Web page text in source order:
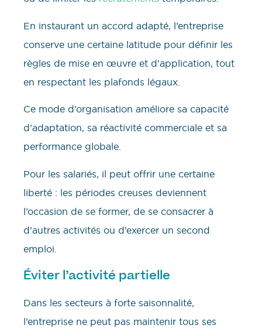
En instaurant un accord adapté, l’entreprise
conserve une certaine latitude pour définir les
règles de mise en œuvre et d’application, tout
en respectant les plafonds légaux.
Ce mode d’organisation améliore sa capacité
d’adaptation, sa réactivité commerciale et sa
performance globale.
Pour les salariés, il peut offrir une certaine
liberté : les périodes creuses deviennent
l’occasion de se former, de se consacrer à
d’autres activités ou d’exercer un second
emploi.
Éviter l’activité partielle
Dans les secteurs à forte saisonnalité,
l’entreprise ne peut pas maintenir tous ses